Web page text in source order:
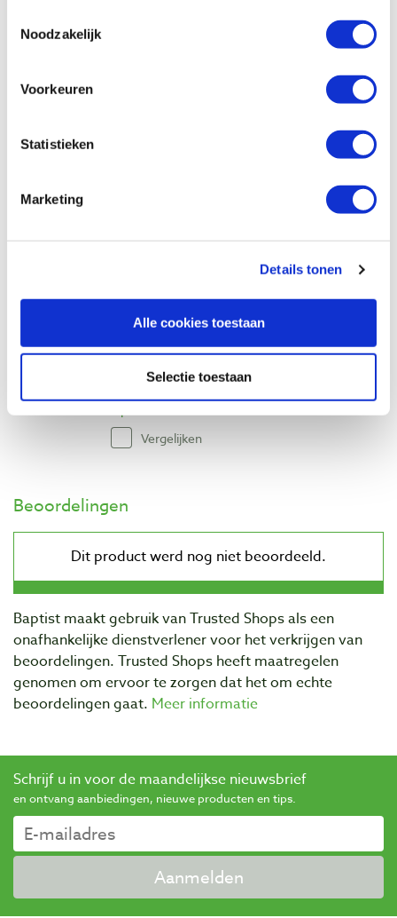
Noodzakelijk
Voorkeuren
Statistieken
Marketing
Details tonen
Alle cookies toestaan
Selectie toestaan
Kreg Automaxx snelspan werkstukklem
Vergelijken
Kreg KFS-PUCK antislip blokken, set van
Artikelnummer: 34083
€ 22,02 excl. btw
Vergelijken
Beoordelingen
Baptist maakt gebruik van Trusted Shops als een
onafhankelijke dienstverlener voor het verkrijgen van
beoordelingen. Trusted Shops heeft maatregelen
genomen om ervoor te zorgen dat het om echte
beoordelingen gaat. Meer informatie
Schrijf u in voor de maandelijkse nieuwsbrief
en ontvang aanbiedingen, nieuwe producten en tips.
Aanmelden